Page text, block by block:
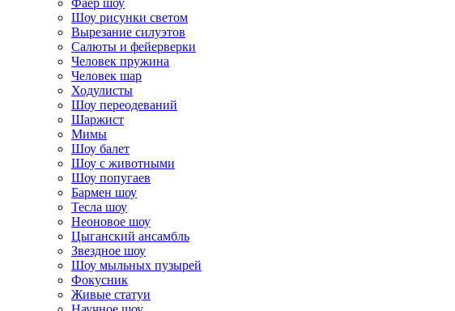
Шоу рисунки светом
Вырезание силуэтов
Салюты и фейерверки
Человек пружина
Человек шар
Ходулисты
Шоу переодеваний
Шаржист
Мимы
Шоу балет
Шоу с животными
Шоу попугаев
Бармен шоу
Тесла шоу
Неоновое шоу
Цыганский ансамбль
Звездное шоу
Шоу мыльных пузырей
Фокусник
Живые статуи